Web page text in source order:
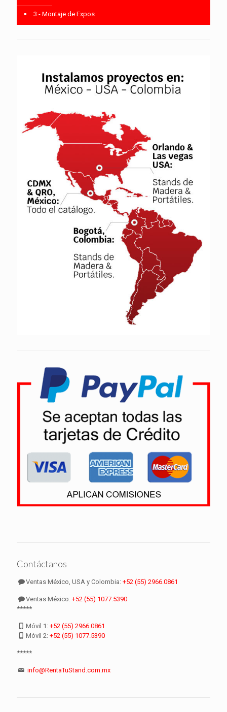
3.- Montaje de Expos
Contáctanos
Ventas México, USA y Colombia:+52 (55) 2966.0861
Ventas México:+52 (55) 1077.5390
*****
Móvil 1:+52 (55) 2966.0861
Móvil 2:+52 (55) 1077.5390
*****
info@RentaTuStand.com.mx